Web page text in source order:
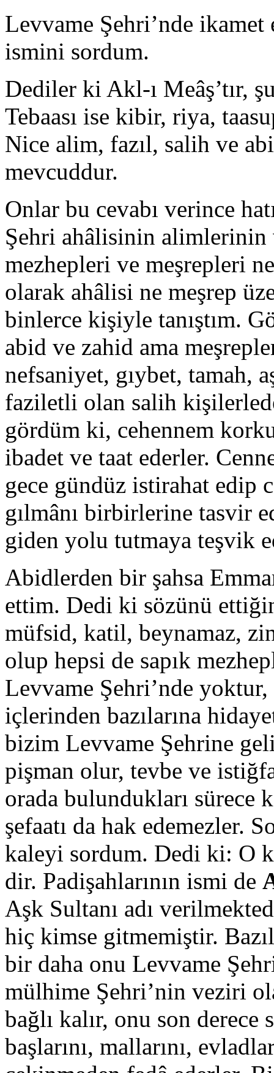
Levvame Şehri’nde ikamet
ismini sordum.
Dediler ki Akl-ı Meâş’tır,
Tebaası ise kibir, riya,
Nice alim, fazıl, salih ve
mevcuddur.
Onlar bu cevabı verince
Şehri ahâlisinin
mezhepleri ve meşrepleri
olarak ahâlisi ne meşrep
binlerce kişiyle tanıştım.
abid ve zahid ama
nefsaniyet, gıybet, tamah,
faziletli olan salih
gördüm ki, cehennem
ibadet ve taat ederler.
gece gündüz istirahat edip
gılmânı birbirlerine tasvir
giden yolu tutmaya teşvik
Abidlerden bir şahsa
ettim. Dedi ki sözünü
müfsid, katil, beynamaz,
olup hepsi de sapık
Levvame Şehri’nde
içlerinden bazılarına
bizim Levvame Şehrine
pişman olur, tevbe ve
orada bulundukları sürece
şefaatı da hak edemezler.
kaleyi sordum. Dedi ki: O
dir. Padişahlarının ismi de
Aşk Sultanı adı
hiç kimse gitmemiştir.
bir daha onu Levvame
mülhime Şehri’nin veziri
bağlı kalır, onu son derece
başlarını, mallarını,